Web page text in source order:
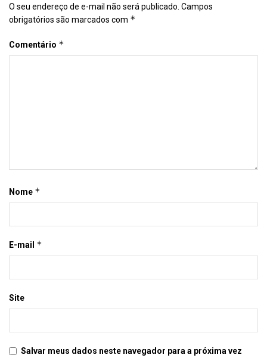
O seu endereço de e-mail não será publicado. Campos
obrigatórios são marcados com *
Comentário *
Nome *
E-mail *
Site
Salvar meus dados neste navegador para a próxima vez